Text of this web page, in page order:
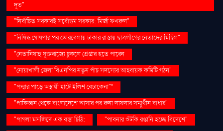
দূত"
"নির্বাচিত সরকারই সর্বোত্তম সরকার: মির্জা ফখরুল"
"নিষিদ্ধ ঘোষণার পর ভোরবেলায় ঢাকার রাস্তায় ছাত্রলীগের নেতাদের মিছিল"
"নেতানিয়াহু যুক্তরাজ্যে ঢুকলে গ্রেপ্তার হতে পারেন
"নোয়াখালী জেলা বিএনপির নতুন পাঁচ সদস্যের আহ্বায়ক কমিটি গঠন"
"পদ্মার পাড়ে অস্থায়ী হাটে ইলিশ বেচাকেনা"''
"পাকিস্তান থেকে বাংলাদেশে আসার পর রুনা লায়লার সম্মুখীন বাধার"
"পাগলা মসজিদে এক বস্তা চিঠি:
"পাবনার শুঁটকি রপ্তানি হচ্ছে বিদেশে"